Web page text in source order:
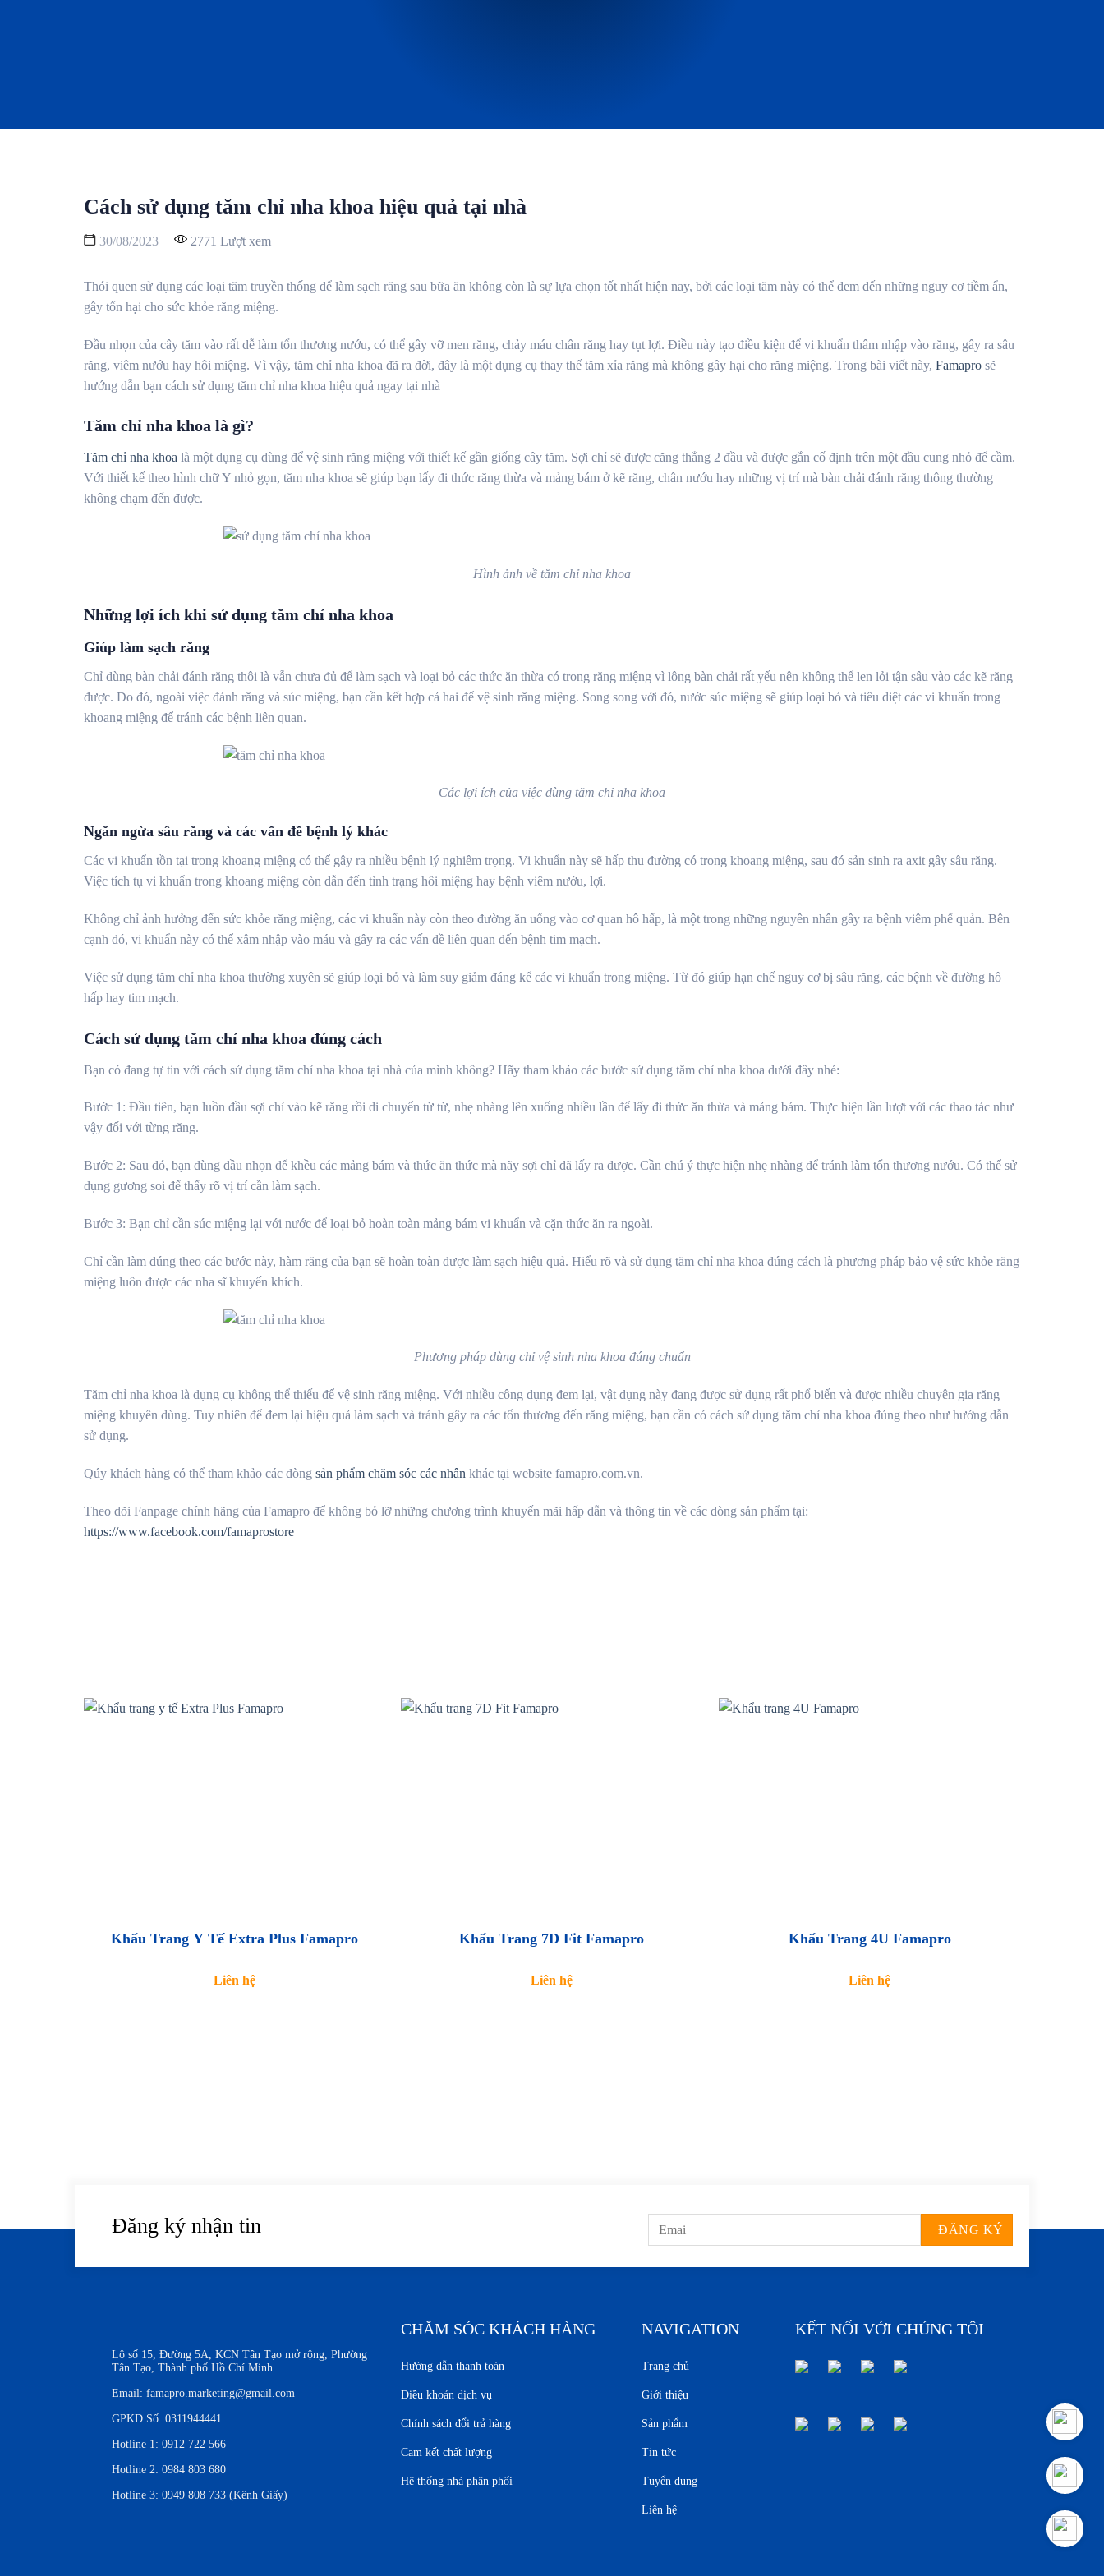
Cách sử dụng tăm chỉ nha khoa hiệu quả tại nhà
30/08/2023 2771 Lượt xem
Thói quen sử dụng các loại tăm truyền thống để làm sạch răng sau bữa ăn không còn là sự lựa chọn tốt nhất hiện nay, bởi các loại tăm này có thể đem đến những nguy cơ tiềm ẩn,
gây tổn hại cho sức khỏe răng miệng.
Đầu nhọn của cây tăm vào rất dễ làm tổn thương nướu, có thể gây vỡ men răng, chảy máu chân răng hay tụt lợi. Điều này tạo điều kiện để vi khuẩn thâm nhập vào răng, gây ra sâu
răng, viêm nướu hay hôi miệng. Vì vậy, tăm chỉ nha khoa đã ra đời, đây là một dụng cụ thay thế tăm xỉa răng mà không gây hại cho răng miệng. Trong bài viết này, Famapro sẽ
hướng dẫn bạn cách sử dụng tăm chỉ nha khoa hiệu quả ngay tại nhà
Tăm chỉ nha khoa là gì?
Tăm chỉ nha khoa là một dụng cụ dùng để vệ sinh răng miệng với thiết kế gần giống cây tăm. Sợi chỉ sẽ được căng thẳng 2 đầu và được gắn cố định trên một đầu cung nhỏ để cầm.
Với thiết kế theo hình chữ Y nhỏ gọn, tăm nha khoa sẽ giúp bạn lấy đi thức răng thừa và mảng bám ở kẽ răng, chân nướu hay những vị trí mà bàn chải đánh răng thông thường
không chạm đến được.
Hình ảnh về tăm chỉ nha khoa
Những lợi ích khi sử dụng tăm chỉ nha khoa
Giúp làm sạch răng
Chỉ dùng bàn chải đánh răng thôi là vẫn chưa đủ để làm sạch và loại bỏ các thức ăn thừa có trong răng miệng vì lông bàn chải rất yếu nên không thể len lỏi tận sâu vào các kẽ răng
được. Do đó, ngoài việc đánh răng và súc miệng, bạn cần kết hợp cả hai để vệ sinh răng miệng. Song song với đó, nước súc miệng sẽ giúp loại bỏ và tiêu diệt các vi khuẩn trong
khoang miệng để tránh các bệnh liên quan.
Các lợi ích của việc dùng tăm chỉ nha khoa
Ngăn ngừa sâu răng và các vấn đề bệnh lý khác
Các vi khuẩn tồn tại trong khoang miệng có thể gây ra nhiều bệnh lý nghiêm trọng. Vi khuẩn này sẽ hấp thu đường có trong khoang miệng, sau đó sản sinh ra axit gây sâu răng.
Việc tích tụ vi khuẩn trong khoang miệng còn dẫn đến tình trạng hôi miệng hay bệnh viêm nướu, lợi.
Không chỉ ảnh hưởng đến sức khỏe răng miệng, các vi khuẩn này còn theo đường ăn uống vào cơ quan hô hấp, là một trong những nguyên nhân gây ra bệnh viêm phế quản. Bên
cạnh đó, vi khuẩn này có thể xâm nhập vào máu và gây ra các vấn đề liên quan đến bệnh tim mạch.
Việc sử dụng tăm chỉ nha khoa thường xuyên sẽ giúp loại bỏ và làm suy giảm đáng kể các vi khuẩn trong miệng. Từ đó giúp hạn chế nguy cơ bị sâu răng, các bệnh về đường hô
hấp hay tim mạch.
Cách sử dụng tăm chỉ nha khoa đúng cách
Bạn có đang tự tin với cách sử dụng tăm chỉ nha khoa tại nhà của mình không? Hãy tham khảo các bước sử dụng tăm chỉ nha khoa dưới đây nhé:
Bước 1: Đầu tiên, bạn luồn đầu sợi chỉ vào kẽ răng rồi di chuyển từ từ, nhẹ nhàng lên xuống nhiều lần để lấy đi thức ăn thừa và mảng bám. Thực hiện lần lượt với các thao tác như
vậy đối với từng răng.
Bước 2: Sau đó, bạn dùng đầu nhọn để khều các mảng bám và thức ăn thức mà nãy sợi chỉ đã lấy ra được. Cần chú ý thực hiện nhẹ nhàng để tránh làm tổn thương nướu. Có thể sử
dụng gương soi để thấy rõ vị trí cần làm sạch.
Bước 3: Bạn chỉ cần súc miệng lại với nước để loại bỏ hoàn toàn mảng bám vi khuẩn và cặn thức ăn ra ngoài.
Chỉ cần làm đúng theo các bước này, hàm răng của bạn sẽ hoàn toàn được làm sạch hiệu quả. Hiểu rõ và sử dụng tăm chỉ nha khoa đúng cách là phương pháp bảo vệ sức khỏe răng
miệng luôn được các nha sĩ khuyến khích.
Phương pháp dùng chỉ vệ sinh nha khoa đúng chuẩn
Tăm chỉ nha khoa là dụng cụ không thể thiếu để vệ sinh răng miệng. Với nhiều công dụng đem lại, vật dụng này đang được sử dụng rất phổ biến và được nhiều chuyên gia răng
miệng khuyên dùng. Tuy nhiên để đem lại hiệu quả làm sạch và tránh gây ra các tổn thương đến răng miệng, bạn cần có cách sử dụng tăm chỉ nha khoa đúng theo như hướng dẫn
sử dụng.
Qúy khách hàng có thể tham khảo các dòng sản phẩm chăm sóc các nhân khác tại website famapro.com.vn.
Theo dõi Fanpage chính hãng của Famapro để không bỏ lỡ những chương trình khuyến mãi hấp dẫn và thông tin về các dòng sản phẩm tại:
https://www.facebook.com/famaprostore
Khẩu Trang Y Tế Extra Plus Famapro
Liên hệ
Khẩu Trang 7D Fit Famapro
Liên hệ
Khẩu Trang 4U Famapro
Liên hệ
Đăng ký nhận tin
Lô số 15, Đường 5A, KCN Tân Tạo mở rộng, Phường
Tân Tạo, Thành phố Hồ Chí Minh
Email: famapro.marketing@gmail.com
GPKD Số: 0311944441
Hotline 1: 0912 722 566
Hotline 2: 0984 803 680
Hotline 3: 0949 808 733 (Kênh Giấy)
CHĂM SÓC KHÁCH HÀNG
Hướng dẫn thanh toán
Điều khoản dịch vụ
Chính sách đổi trả hàng
Cam kết chất lượng
Hệ thống nhà phân phối
NAVIGATION
Trang chủ
Giới thiệu
Sản phẩm
Tin tức
Tuyển dụng
Liên hệ
KẾT NỐI VỚI CHÚNG TÔI